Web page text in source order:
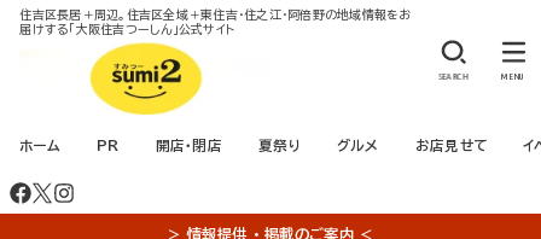
住吉区長居＋周辺。住吉区全域＋東住吉・住之江・阿倍野の地域情報をお
届けする「大阪住吉つーしん」公式サイト
ホーム PR 開店・閉店 夏祭り グルメ お店見せて イ
SEARCH MENU
＞ 情報提供 ・ 掲載のご案内 ＜